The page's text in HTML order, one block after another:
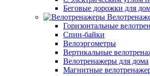
Беговые дорожки для
Горизонтальные
Спин-байки
Велоэргометры
Вертикальные
Велотренажеры для дома
Магнитные